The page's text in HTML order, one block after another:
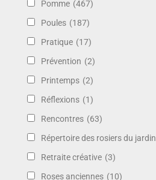
Pomme (467)
Poules (187)
Pratique (17)
Prévention (2)
Printemps (2)
Réflexions (1)
Rencontres (63)
Répertoire des rosiers du jardin
Retraite créative (3)
Roses anciennes (10)